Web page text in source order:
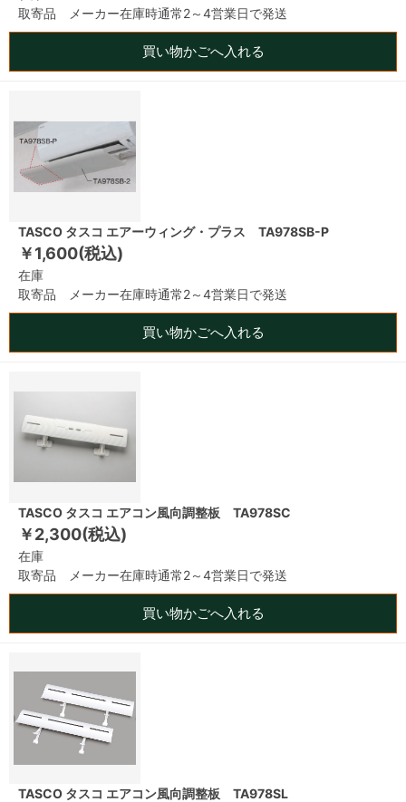
取寄品 メーカー在庫時通常2～4営業日で発送
買い物かごへ入れる
TASCO タスコ エアーウィング・プラス TA978SB-P
￥1,600(税込)
在庫
取寄品 メーカー在庫時通常2～4営業日で発送
買い物かごへ入れる
TASCO タスコ エアコン風向調整板 TA978SC
￥2,300(税込)
在庫
取寄品 メーカー在庫時通常2～4営業日で発送
買い物かごへ入れる
TASCO タスコ エアコン風向調整板 TA978SL